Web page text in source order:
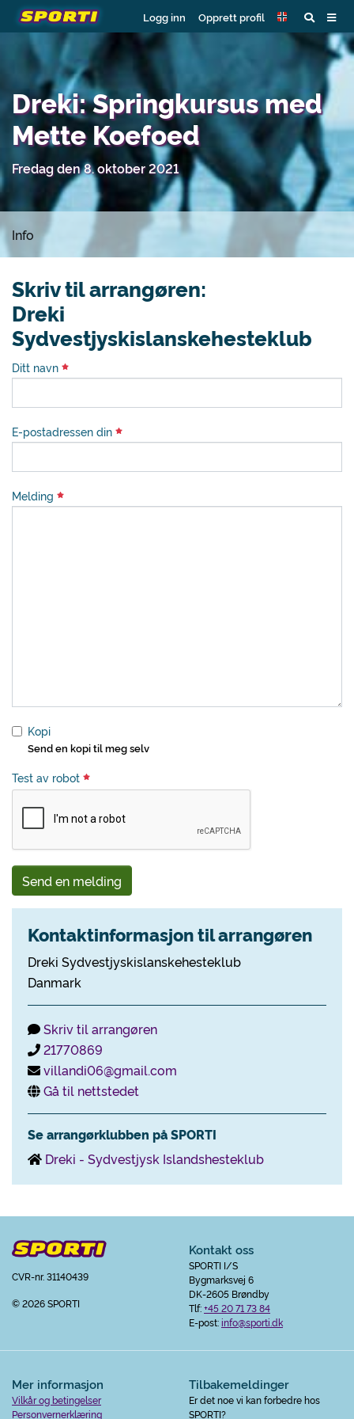
Logg inn Opprett profil
Dreki: Springkursus med
Mette Koefoed
Fredag den 8. oktober 2021
Info
Skriv til arrangøren:
Dreki
Sydvestjyskislanskehesteklub
Ditt navn
E-postadressen din
Melding
Kopi
Send en kopi til meg selv
Test av robot
Send en melding
Kontaktinformasjon til arrangøren
Dreki Sydvestjyskislanskehesteklub
Danmark
Skriv til arrangøren
21770869
villandi06@gmail.com
Gå til nettstedet
Se arrangørklubben på SPORTI
Dreki - Sydvestjysk Islandshesteklub
CVR-nr. 31140439
© 2026 SPORTI
Kontakt oss
SPORTI I/S
Bygmarksvej 6
DK-2605 Brøndby
Tlf:+45 20 71 73 84
E-post:info@sporti.dk
Mer informasjon
Vilkår og betingelser
Personvernerklæring
Tilbakemeldinger
Er det noe vi kan forbedre hos
SPORTI?